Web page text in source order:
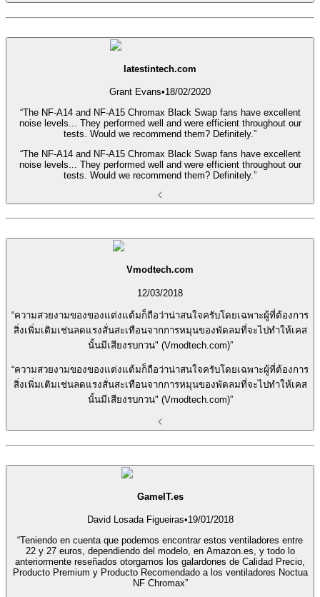
latestintech.com
Grant Evans•18/02/2020
“The NF-A14 and NF-A15 Chromax Black Swap fans have excellent
noise levels... They performed well and were efficient throughout our
tests. Would we recommend them? Definitely.”
“The NF-A14 and NF-A15 Chromax Black Swap fans have excellent
noise levels... They performed well and were efficient throughout our
tests. Would we recommend them? Definitely.”
Vmodtech.com
12/03/2018
“ความสวยงามของของแต่งแต้มก็ถือว่าน่าสนใจครับโดยเฉพาะผู้ที่ต้องการ
สิ่งเพิ่มเติมเช่นลดแรงสั่นสะเทือนจากการหมุนของพัดลมที่จะไปทำให้เคส
นั้นมีเสียงรบกวน" (Vmodtech.com)”
“ความสวยงามของของแต่งแต้มก็ถือว่าน่าสนใจครับโดยเฉพาะผู้ที่ต้องการ
สิ่งเพิ่มเติมเช่นลดแรงสั่นสะเทือนจากการหมุนของพัดลมที่จะไปทำให้เคส
นั้นมีเสียงรบกวน" (Vmodtech.com)”
GameIT.es
David Losada Figueiras•19/01/2018
“Teniendo en cuenta que podemos encontrar estos ventiladores entre
22 y 27 euros, dependiendo del modelo, en Amazon.es, y todo lo
anteriormente reseñados otorgamos los galardones de Calidad Precio,
Producto Premium y Producto Recomendado a los ventiladores Noctua
NF Chromax”